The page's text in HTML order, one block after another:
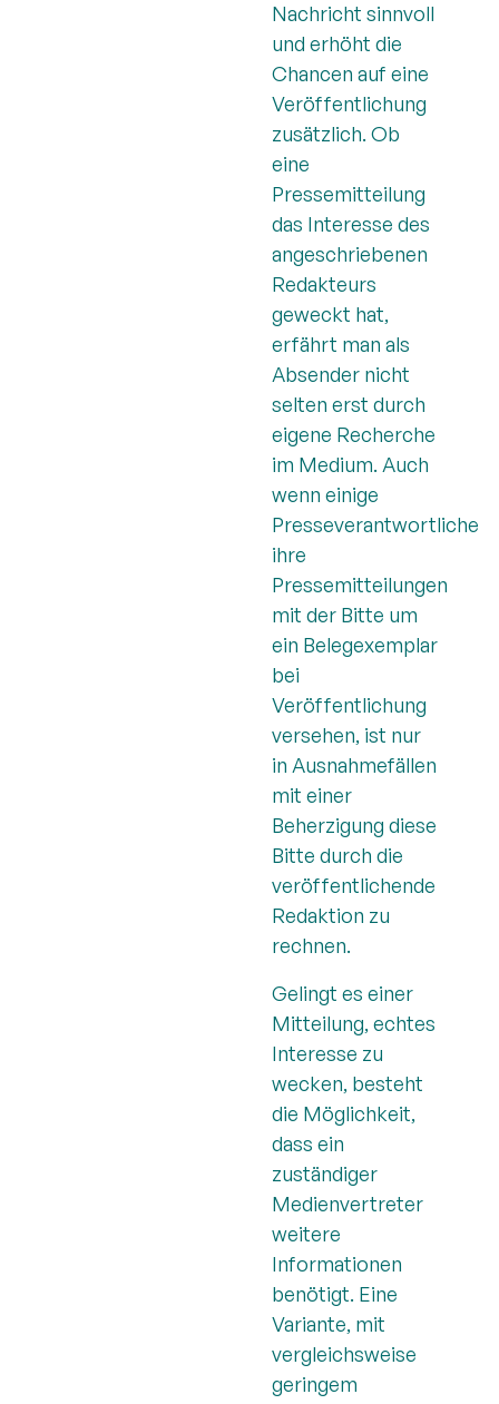
Nachricht sinnvoll
und erhöht die
Chancen auf eine
Veröffentlichung
zusätzlich. Ob
eine
Pressemitteilung
das Interesse des
angeschriebenen
Redakteurs
geweckt hat,
erfährt man als
Absender nicht
selten erst durch
eigene Recherche
im Medium. Auch
wenn einige
Presseverantwortliche
ihre
Pressemitteilungen
mit der Bitte um
ein Belegexemplar
bei
Veröffentlichung
versehen, ist nur
in Ausnahmefällen
mit einer
Beherzigung diese
Bitte durch die
veröffentlichende
Redaktion zu
rechnen.
Gelingt es einer
Mitteilung, echtes
Interesse zu
wecken, besteht
die Möglichkeit,
dass ein
zuständiger
Medienvertreter
weitere
Informationen
benötigt. Eine
Variante, mit
vergleichsweise
geringem